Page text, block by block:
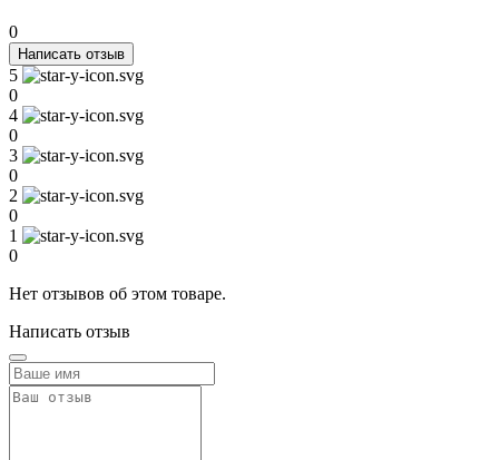
0
Написать отзыв
5
0
4
0
3
0
2
0
1
0
Нет отзывов об этом товаре.
Написать отзыв